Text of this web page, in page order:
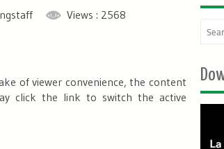
Views : 2568
of viewer convenience, the content
click the link to switch the active